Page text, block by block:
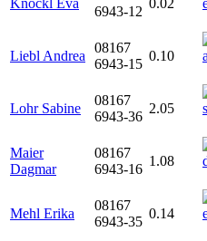
Knöckl Eva
6943-12
0.02
Liebl Andrea
08167
6943-15
0.10
Lohr Sabine
08167
6943-36
2.05
Maier
Dagmar
08167
6943-16
1.08
Mehl Erika
08167
6943-35
0.14